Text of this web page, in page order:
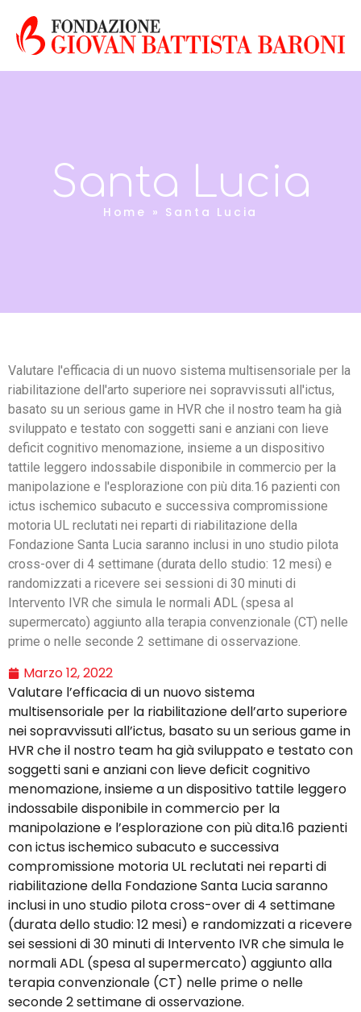
Santa Lucia
Home » Santa Lucia
Valutare l'efficacia di un nuovo sistema multisensoriale per la
riabilitazione dell'arto superiore nei sopravvissuti all'ictus,
basato su un serious game in HVR che il nostro team ha già
sviluppato e testato con soggetti sani e anziani con lieve
deficit cognitivo menomazione, insieme a un dispositivo
tattile leggero indossabile disponibile in commercio per la
manipolazione e l'esplorazione con più dita.16 pazienti con
ictus ischemico subacuto e successiva compromissione
motoria UL reclutati nei reparti di riabilitazione della
Fondazione Santa Lucia saranno inclusi in uno studio pilota
cross-over di 4 settimane (durata dello studio: 12 mesi) e
randomizzati a ricevere sei sessioni di 30 minuti di
Intervento IVR che simula le normali ADL (spesa al
supermercato) aggiunto alla terapia convenzionale (CT) nelle
prime o nelle seconde 2 settimane di osservazione.
Marzo 12, 2022
Valutare l’efficacia di un nuovo sistema
multisensoriale per la riabilitazione dell’arto superiore
nei sopravvissuti all’ictus, basato su un serious game in
HVR che il nostro team ha già sviluppato e testato con
soggetti sani e anziani con lieve deficit cognitivo
menomazione, insieme a un dispositivo tattile leggero
indossabile disponibile in commercio per la
manipolazione e l’esplorazione con più dita.16 pazienti
con ictus ischemico subacuto e successiva
compromissione motoria UL reclutati nei reparti di
riabilitazione della Fondazione Santa Lucia saranno
inclusi in uno studio pilota cross-over di 4 settimane
(durata dello studio: 12 mesi) e randomizzati a ricevere
sei sessioni di 30 minuti di Intervento IVR che simula le
normali ADL (spesa al supermercato) aggiunto alla
terapia convenzionale (CT) nelle prime o nelle
seconde 2 settimane di osservazione.